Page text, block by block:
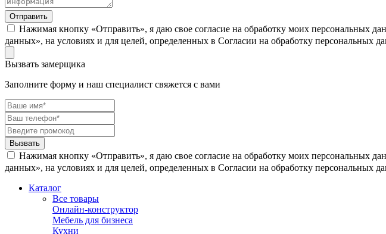
Нажимая кнопку «Отправить», я даю свое согласие на обработку моих персональных
данных», на условиях и для целей, определенных в Согласии на обработку персональных
Вызвать замерщика
Заполните форму и наш специалист свяжется с вами
Нажимая кнопку «Отправить», я даю свое согласие на обработку моих персональных
данных», на условиях и для целей, определенных в Согласии на обработку персональных
Каталог
Все товары
Онлайн-конструктор
Мебель для бизнеса
Кухни